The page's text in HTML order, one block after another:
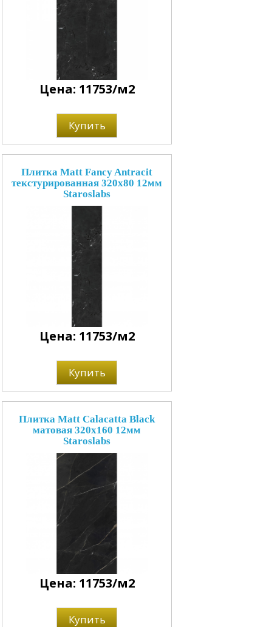
Цена: 11753/м2
Купить
Плитка Matt Fancy Antracit
текстурированная 320x80 12мм
Staroslabs
Цена: 11753/м2
Купить
Плитка Matt Calacatta Black
матовая 320x160 12мм
Staroslabs
Цена: 11753/м2
Купить